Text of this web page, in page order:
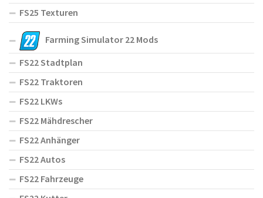
FS25 Texturen
Farming Simulator 22 Mods
FS22 Stadtplan
FS22 Traktoren
FS22 LKWs
FS22 Mähdrescher
FS22 Anhänger
FS22 Autos
FS22 Fahrzeuge